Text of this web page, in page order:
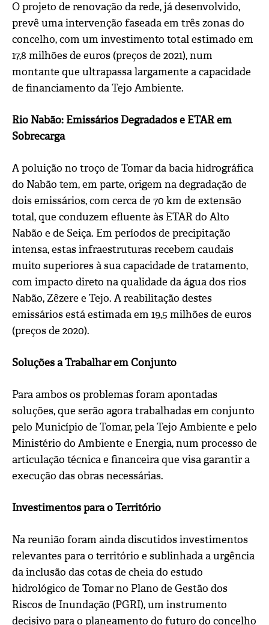
O projeto de renovação da rede, já desenvolvido,
prevê uma intervenção faseada em três zonas do
concelho, com um investimento total estimado em
17,8 milhões de euros (preços de 2021), num
montante que ultrapassa largamente a capacidade
de financiamento da Tejo Ambiente.
Rio Nabão: Emissários Degradados e ETAR em
Sobrecarga
A poluição no troço de Tomar da bacia hidrográfica
do Nabão tem, em parte, origem na degradação de
dois emissários, com cerca de 70 km de extensão
total, que conduzem efluente às ETAR do Alto
Nabão e de Seiça. Em períodos de precipitação
intensa, estas infraestruturas recebem caudais
muito superiores à sua capacidade de tratamento,
com impacto direto na qualidade da água dos rios
Nabão, Zêzere e Tejo. A reabilitação destes
emissários está estimada em 19,5 milhões de euros
(preços de 2020).
Soluções a Trabalhar em Conjunto
Para ambos os problemas foram apontadas
soluções, que serão agora trabalhadas em conjunto
pelo Município de Tomar, pela Tejo Ambiente e pelo
Ministério do Ambiente e Energia, num processo de
articulação técnica e financeira que visa garantir a
execução das obras necessárias.
Investimentos para o Território
Na reunião foram ainda discutidos investimentos
relevantes para o território e sublinhada a urgência
da inclusão das cotas de cheia do estudo
hidrológico de Tomar no Plano de Gestão dos
Riscos de Inundação (PGRI), um instrumento
decisivo para o planeamento do futuro do concelho